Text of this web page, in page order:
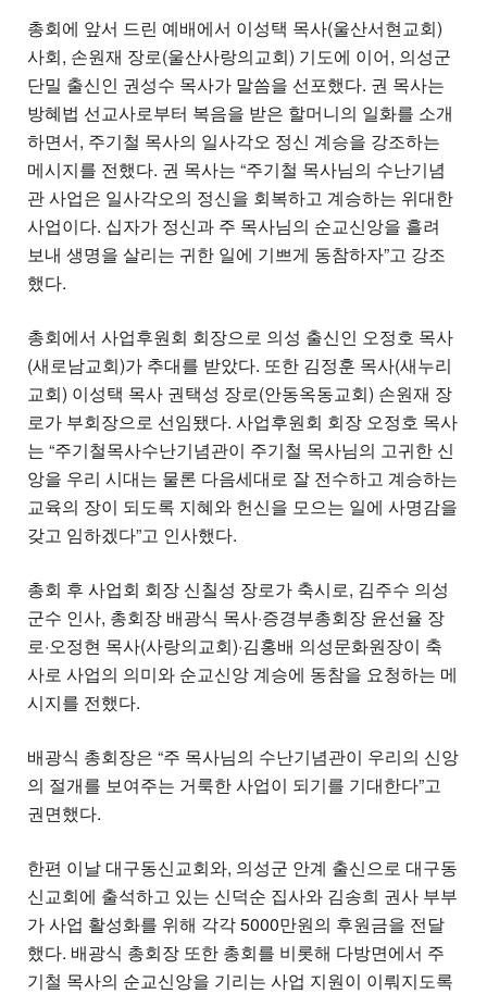
총회에 앞서 드린 예배에서 이성택 목사(울산서현교회)
사회, 손원재 장로(울산사랑의교회) 기도에 이어, 의성군
단밀 출신인 권성수 목사가 말씀을 선포했다. 권 목사는
방혜법 선교사로부터 복음을 받은 할머니의 일화를 소개
하면서, 주기철 목사의 일사각오 정신 계승을 강조하는
메시지를 전했다. 권 목사는 “주기철 목사님의 수난기념
관 사업은 일사각오의 정신을 회복하고 계승하는 위대한
사업이다. 십자가 정신과 주 목사님의 순교신앙을 흘려
보내 생명을 살리는 귀한 일에 기쁘게 동참하자”고 강조
했다.
총회에서 사업후원회 회장으로 의성 출신인 오정호 목사
(새로남교회)가 추대를 받았다. 또한 김정훈 목사(새누리
교회) 이성택 목사 권택성 장로(안동옥동교회) 손원재 장
로가 부회장으로 선임됐다. 사업후원회 회장 오정호 목사
는 “주기철목사수난기념관이 주기철 목사님의 고귀한 신
앙을 우리 시대는 물론 다음세대로 잘 전수하고 계승하는
교육의 장이 되도록 지혜와 헌신을 모으는 일에 사명감을
갖고 임하겠다”고 인사했다.
총회 후 사업회 회장 신칠성 장로가 축시로, 김주수 의성
군수 인사, 총회장 배광식 목사·증경부총회장 윤선율 장
로·오정현 목사(사랑의교회)·김홍배 의성문화원장이 축
사로 사업의 의미와 순교신앙 계승에 동참을 요청하는 메
시지를 전했다.
배광식 총회장은 “주 목사님의 수난기념관이 우리의 신앙
의 절개를 보여주는 거룩한 사업이 되기를 기대한다”고
권면했다.
한편 이날 대구동신교회와, 의성군 안계 출신으로 대구동
신교회에 출석하고 있는 신덕순 집사와 김송희 권사 부부
가 사업 활성화를 위해 각각 5000만원의 후원금을 전달
했다. 배광식 총회장 또한 총회를 비롯해 다방면에서 주
기철 목사의 순교신앙을 기리는 사업 지원이 이뤄지도록